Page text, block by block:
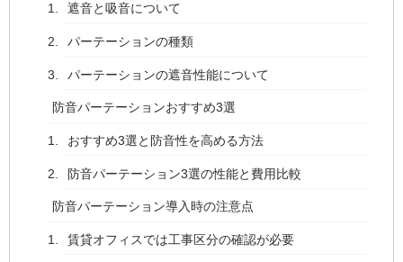
遮音と吸音について
パーテーションの種類
パーテーションの遮音性能について
防音パーテーションおすすめ3選
おすすめ3選と防音性を高める方法
防音パーテーション3選の性能と費用比較
防音パーテーション導入時の注意点
賃貸オフィスでは工事区分の確認が必要